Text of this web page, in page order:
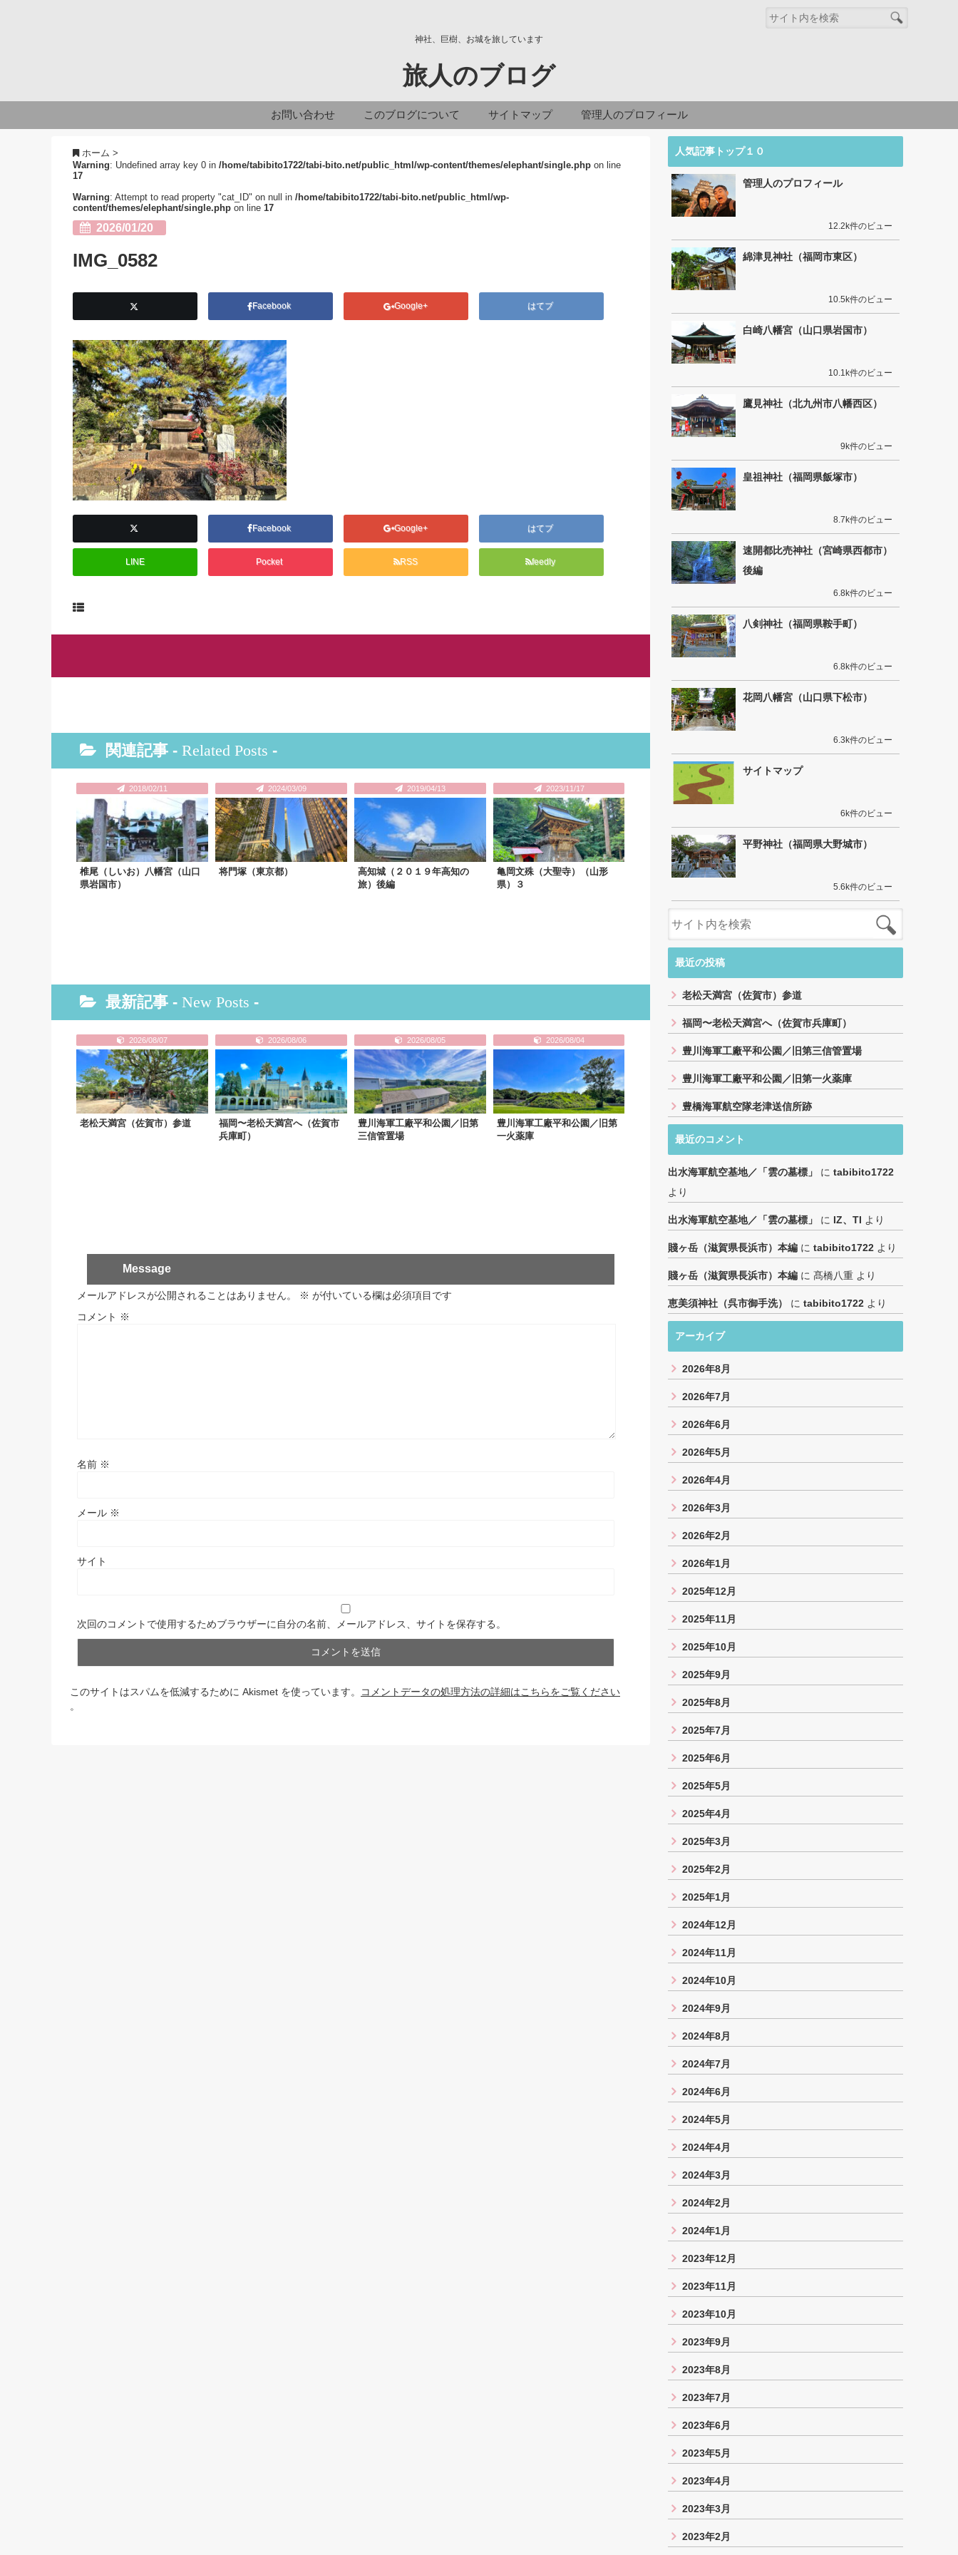
神社、巨樹、お城を旅しています
旅人のブログ
お問い合わせ このブログについて サイトマップ 管理人のプロフィール
ホーム >
Warning: Undefined array key 0 in /home/tabibito1722/tabi-bito.net/public_html/wp-content/themes/elephant/single.php on line
17
Warning: Attempt to read property "cat_ID" on null in /home/tabibito1722/tabi-bito.net/public_html/wp-
content/themes/elephant/single.php on line 17
2026/01/20
IMG_0582
Facebook Google+ はてブ
Facebook Google+ はてブ
LINE Pocket RSS feedly
関連記事 - Related Posts -
2018/02/11
椎尾（しいお）八幡宮（山口
県岩国市）
2024/03/09
将門塚（東京都）
2019/04/13
高知城（２０１９年高知の
旅）後編
2023/11/17
亀岡文殊（大聖寺）（山形
県）３
最新記事 - New Posts -
2026/08/07
老松天満宮（佐賀市）参道
2026/08/06
福岡〜老松天満宮へ（佐賀市
兵庫町）
2026/08/05
豊川海軍工廠平和公園／旧第
三信管置場
2026/08/04
豊川海軍工廠平和公園／旧第
一火薬庫
Message
メールアドレスが公開されることはありません。 ※ が付いている欄は必須項目です
コメント ※
名前 ※
メール ※
サイト
次回のコメントで使用するためブラウザーに自分の名前、メールアドレス、サイトを保存する。
このサイトはスパムを低減するために Akismet を使っています。
コメントデータの処理方法の詳細はこちらをご覧ください
。
人気記事トップ１０
管理人のプロフィール
12.2k件のビュー
綿津見神社（福岡市東区）
10.5k件のビュー
白崎八幡宮（山口県岩国市）
10.1k件のビュー
鷹見神社（北九州市八幡西区）
9k件のビュー
皇祖神社（福岡県飯塚市）
8.7k件のビュー
速開都比売神社（宮崎県西都市）
後編
6.8k件のビュー
八剣神社（福岡県鞍手町）
6.8k件のビュー
花岡八幡宮（山口県下松市）
6.3k件のビュー
サイトマップ
6k件のビュー
平野神社（福岡県大野城市）
5.6k件のビュー
最近の投稿
老松天満宮（佐賀市）参道
福岡〜老松天満宮へ（佐賀市兵庫町）
豊川海軍工廠平和公園／旧第三信管置場
豊川海軍工廠平和公園／旧第一火薬庫
豊橋海軍航空隊老津送信所跡
最近のコメント
出水海軍航空基地／「雲の墓標」 に tabibito1722
より
出水海軍航空基地／「雲の墓標」 に IZ、TI より
賤ヶ岳（滋賀県長浜市）本編 に tabibito1722 より
賤ヶ岳（滋賀県長浜市）本編 に 髙橋八重 より
恵美須神社（呉市御手洗） に tabibito1722 より
アーカイブ
2026年8月
2026年7月
2026年6月
2026年5月
2026年4月
2026年3月
2026年2月
2026年1月
2025年12月
2025年11月
2025年10月
2025年9月
2025年8月
2025年7月
2025年6月
2025年5月
2025年4月
2025年3月
2025年2月
2025年1月
2024年12月
2024年11月
2024年10月
2024年9月
2024年8月
2024年7月
2024年6月
2024年5月
2024年4月
2024年3月
2024年2月
2024年1月
2023年12月
2023年11月
2023年10月
2023年9月
2023年8月
2023年7月
2023年6月
2023年5月
2023年4月
2023年3月
2023年2月